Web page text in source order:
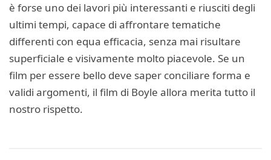
è forse uno dei lavori più interessanti e riusciti degli
ultimi tempi, capace di affrontare tematiche
differenti con equa efficacia, senza mai risultare
superficiale e visivamente molto piacevole. Se un
film per essere bello deve saper conciliare forma e
validi argomenti, il film di Boyle allora merita tutto il
nostro rispetto.